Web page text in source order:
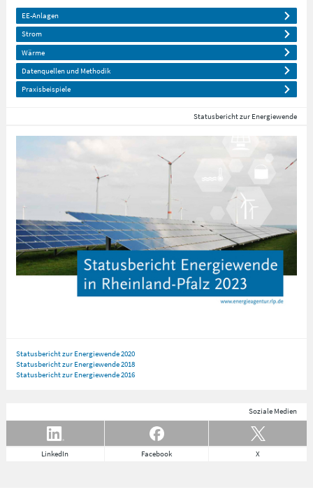
EE-Anlagen
Strom
Wärme
Datenquellen und Methodik
Praxisbeispiele
Statusbericht zur Energiewende
Statusbericht zur Energiewende 2020
Statusbericht zur Energiewende 2018
Statusbericht zur Energiewende 2016
Soziale Medien
LinkedIn Facebook X